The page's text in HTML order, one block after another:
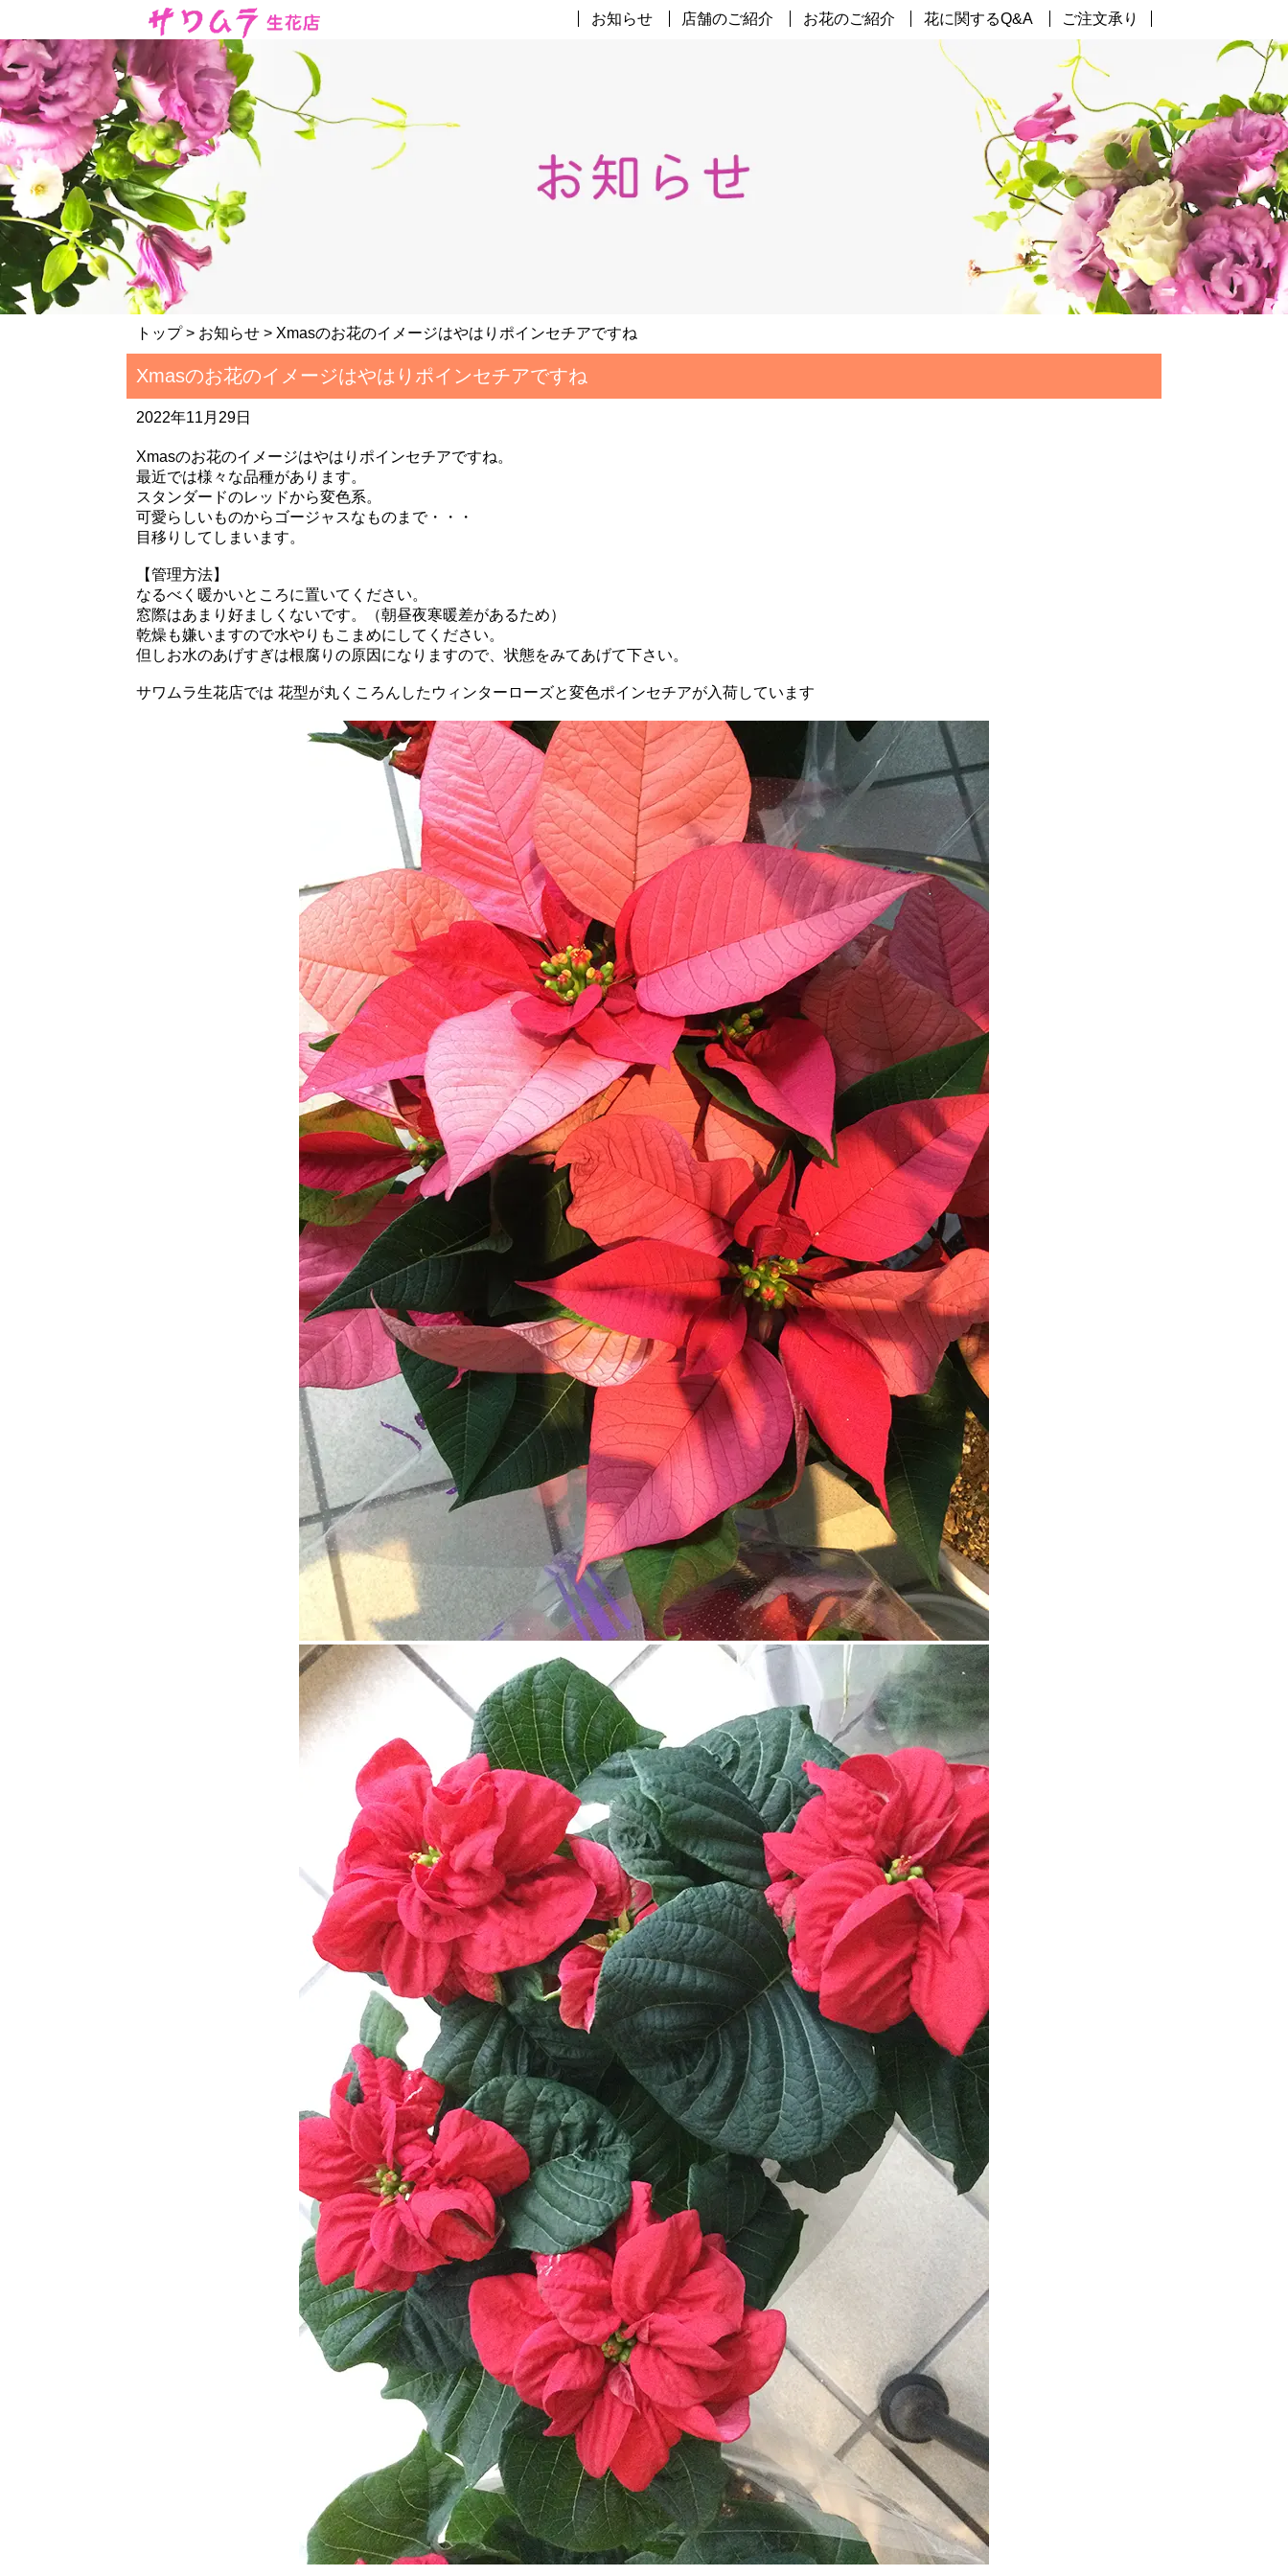
お知らせ 店舗のご紹介 お花のご紹介 花に関するQ&A ご注文承り
トップ> お知らせ > Xmasのお花のイメージはやはりポインセチアですね
Xmasのお花のイメージはやはりポインセチアですね
2022年11月29日
Xmasのお花のイメージはやはりポインセチアですね。
最近では様々な品種があります。
スタンダードのレッドから変色系。
可愛らしいものからゴージャスなものまで・・・
目移りしてしまいます。
【管理方法】
なるべく暖かいところに置いてください。
窓際はあまり好ましくないです。（朝昼夜寒暖差があるため）
乾燥も嫌いますので水やりもこまめにしてください。
但しお水のあげすぎは根腐りの原因になりますので、状態をみてあげて下さい。
サワムラ生花店では 花型が丸くころんしたウィンターローズと変色ポインセチアが入荷しています